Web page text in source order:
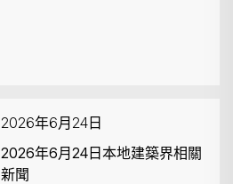
2026年6月24日
2026年6月24日本地建築界相關
新聞